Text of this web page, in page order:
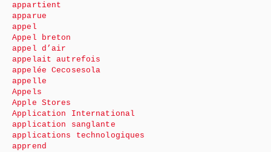
appartient
apparue
appel
Appel breton
appel d’air
appelait autrefois
appelée Cecosesola
appelle
Appels
Apple Stores
Application International
application sanglante
applications technologiques
apprend